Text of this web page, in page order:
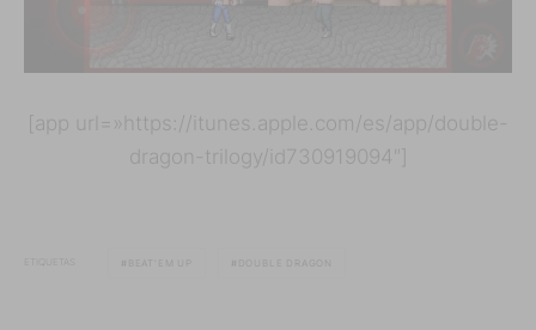
[app url=»https://itunes.apple.com/es/app/double-
dragon-trilogy/id730919094″]
ETIQUETAS BEAT'EM UP DOUBLE DRAGON